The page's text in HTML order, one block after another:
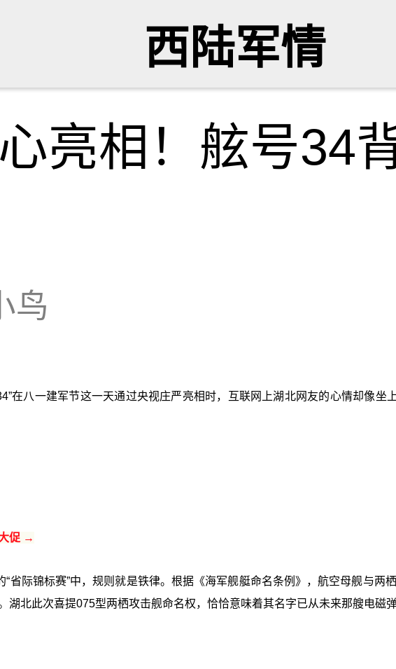
西陆军情
亮相！舷号34
鸟
在八一建军节这一天通过央视庄严亮相时，互联网上湖北网友的心情却像
促 →
省际锦标赛”中，规则就是铁律。根据《海军舰艇命名条例》，航空母舰与两
湖北此次喜提075型两栖攻击舰命名权，恰恰意味着其名字已从未来那艘电磁